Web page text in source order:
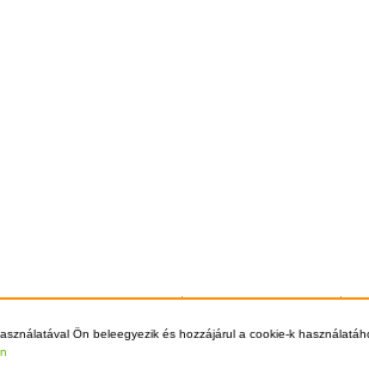
Ön beleegyezik és hozzájárul a cookie-k
Főoldal Szállítási információk
© 2012 - 2026 Kazán Kereső - +36-70-703-8112, +36-1-397-